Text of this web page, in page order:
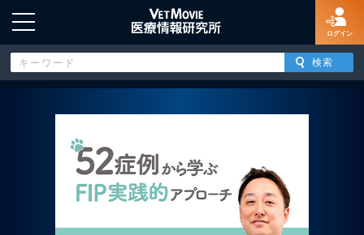
ログイン
ログイン